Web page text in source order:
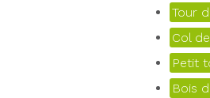
Tour
Col
Petit
Bois